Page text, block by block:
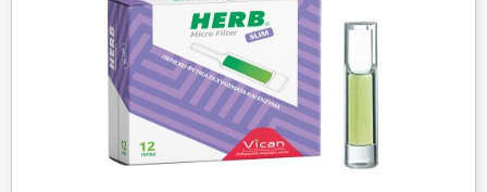
ΕΙΣΑΓΕΤΑΙ ΣΥΣΚΕΥΑΣΜΕΝΟ ΑΠΟ ΤΗΝ
ΙΑΠΩΝΙΑ.